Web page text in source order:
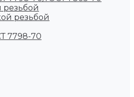
резьбой
7798-70